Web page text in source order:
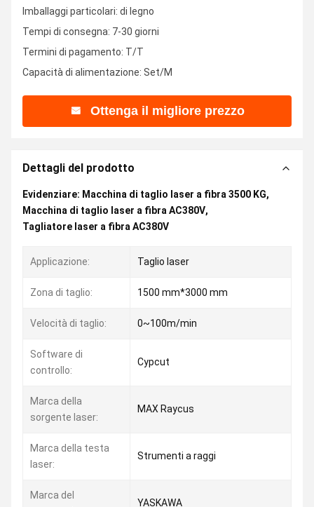
Imballaggi particolari: di legno
Tempi di consegna: 7-30 giorni
Termini di pagamento: T/T
Capacità di alimentazione: Set/M
Ottenga il migliore prezzo
Dettagli del prodotto
Evidenziare: Macchina di taglio laser a fibra 3500 KG,
Macchina di taglio laser a fibra AC380V,
Tagliatore laser a fibra AC380V
Applicazione: Taglio laser
Zona di taglio: 1500 mm*3000 mm
Velocità di taglio: 0~100m/min
Software di
controllo:
Cypcut
Marca della
sorgente laser:
MAX Raycus
Marca della testa
laser:
Strumenti a raggi
Marca del
YASKAWA